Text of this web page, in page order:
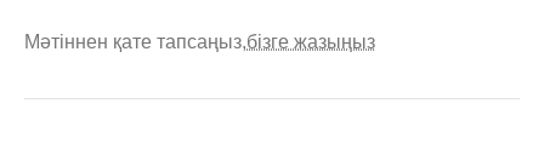
Мәтіннен қате тапсаңыз,бізге жазыңыз